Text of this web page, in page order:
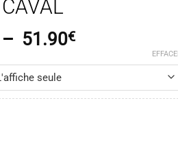
– 51.90€Plage
19.90€
Pays Bigouden - Cap Caval